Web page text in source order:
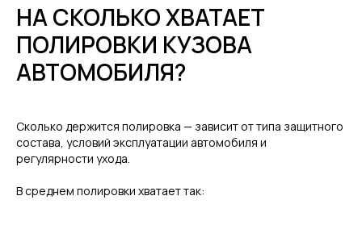
НА СКОЛЬКО ХВАТАЕТ
ПОЛИРОВКИ КУЗОВА
АВТОМОБИЛЯ?
Сколько держится полировка — зависит от типа защитного
состава, условий эксплуатации автомобиля и
регулярности ухода.
В среднем полировки хватает так: